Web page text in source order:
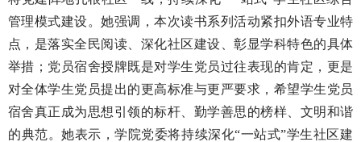
管理模式建设。她强调，本次读书系列活动紧扣外语专业特
点，是落实全民阅读、深化社区建设、彰显学科特色的具体
举措；党员宿舍授牌既是对学生党员过往表现的肯定，更是
对全体学生党员提出的更高标准与更严要求，希望学生党员
宿舍真正成为思想引领的标杆、勤学善思的榜样、文明和谐
的典范。她表示，学院党委将持续深化“一站式”学生社区建